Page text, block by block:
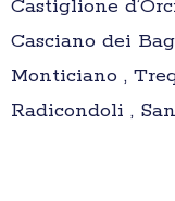
Castiglione
Casciano dei
Monticiano ,
Radicondoli ,